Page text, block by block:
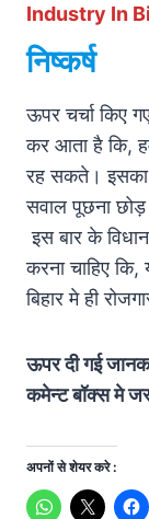
Industry In
निष्कर्ष
ऊपर चर्चा किए
कर आता है कि,
रह सकते। इसका
सवाल पूछना
इस बार के
करना चाहिए कि,
बिहार मे ही
ऊपर दी गई
कमेन्ट बॉक्स मे
अपनों से शेयर करे :